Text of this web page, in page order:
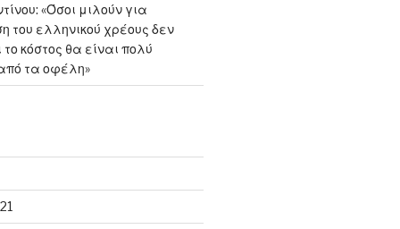
«Όσοι μιλούν για
του ελληνικού χρέους δεν
το κόστος θα είναι πολύ
τα οφέλη»